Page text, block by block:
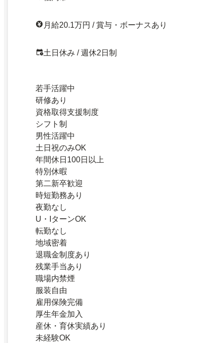
月給20.1万円 / 賞与・ボーナスあり
土日休み / 週休2日制
若手活躍中
研修あり
資格取得支援制度
シフト制
男性活躍中
土日祝のみOK
年間休日100日以上
特別休暇
第二新卒歓迎
時短勤務あり
夜勤なし
U・IターンOK
転勤なし
地域密着
退職金制度あり
残業手当あり
職場内禁煙
服装自由
雇用保険完備
厚生年金加入
産休・育休実績あり
未経験OK